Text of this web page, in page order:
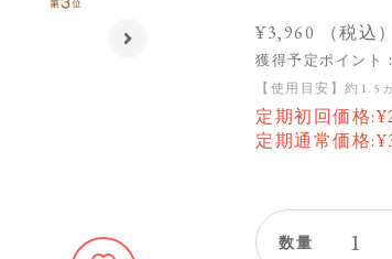
¥3,960 （税込）
獲得予定ポイント：
【使用目安】約1.5
定期初回価格:¥
定期通常価格:¥
1